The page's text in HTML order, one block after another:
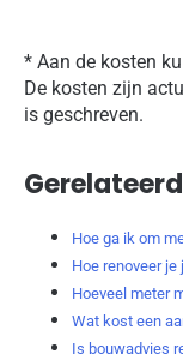
* Aan de kosten
De kosten zijn
is geschreven.
Hoe ga ik om
Hoe renoveer je
Hoeveel meter
Wat kost een
Is bouwadvies